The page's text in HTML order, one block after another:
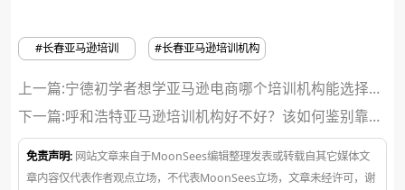
#长春亚马逊培训 #长春亚马逊培训机构
上一篇:宁德初学者想学亚马逊电商哪个培训机构能选择
呢？
下一篇:呼和浩特亚马逊培训机构好不好？该如何鉴别靠谱
机构呢？
免责声明: 网站文章来自于MoonSees编辑整理发表或转载自其它媒体文
章内容仅代表作者观点立场，不代表MoonSees立场，文章未经许可，谢